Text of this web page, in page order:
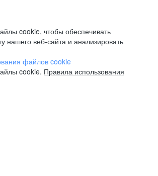
cookie, чтобы обеспечивать
нашего веб-сайта и анализировать
файлов cookie
cookie. Правила использования